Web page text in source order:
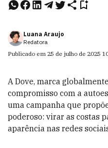
Luana Araujo
Redatora
Publicado em 25 de julho de 2025
A Dove, marca
compromisso com a
uma campanha que
poderoso: virar as costas
aparência nas redes